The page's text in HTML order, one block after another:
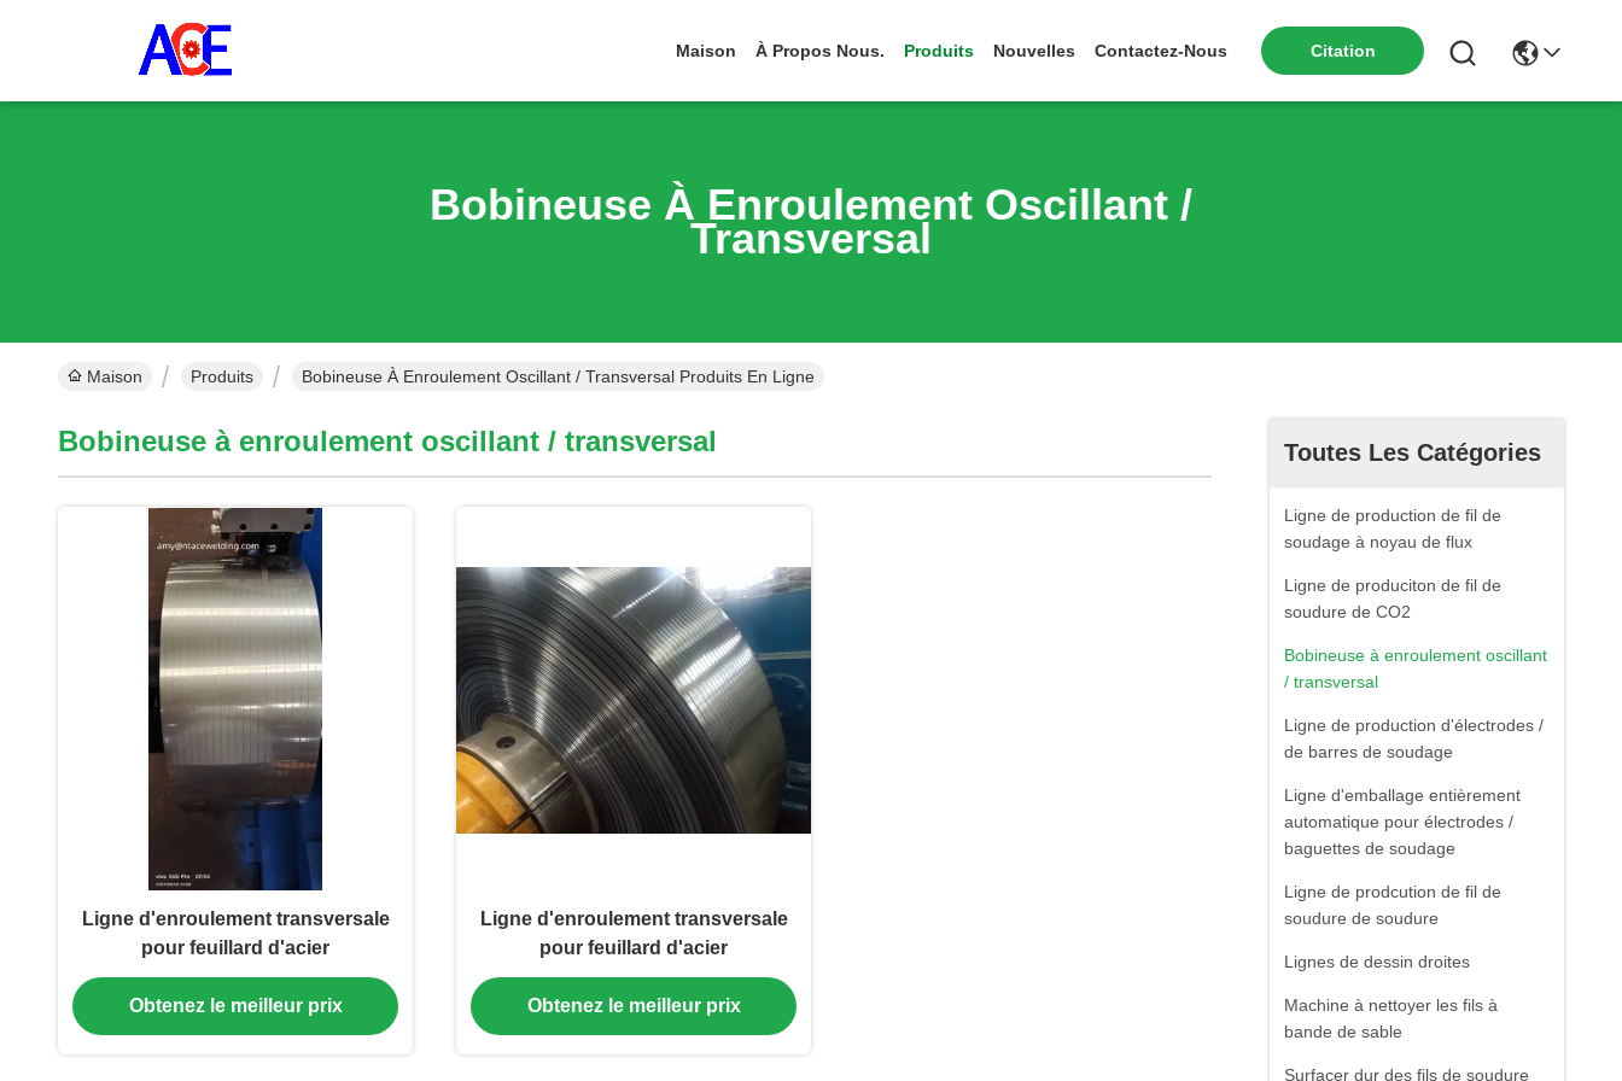
Maison À Propos Nous. Produits Nouvelles Contactez-Nous Citation
Bobineuse À Enroulement Oscillant /
Transversal
Maison Produits Bobineuse À Enroulement Oscillant / Transversal Produits En Ligne
Toutes Les Catégories
Ligne de production de fil de
soudage à noyau de flux
Ligne de produciton de fil de
soudure de CO2
Bobineuse à enroulement oscillant
/ transversal
Ligne de production d'électrodes /
de barres de soudage
Ligne d'emballage entièrement
automatique pour électrodes /
baguettes de soudage
Ligne de prodcution de fil de
soudure de soudure
Lignes de dessin droites
Machine à nettoyer les fils à
bande de sable
Surfacer dur des fils de soudure
Bobineuse à enroulement oscillant / transversal
Ligne d'enroulement transversale
pour feuillard d'acier
Obtenez le meilleur prix
Ligne d'enroulement transversale
pour feuillard d'acier
Obtenez le meilleur prix